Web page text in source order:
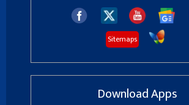
Sitemaps
Download Apps